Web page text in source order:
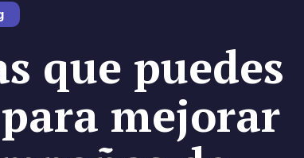
que puedes
mejorar